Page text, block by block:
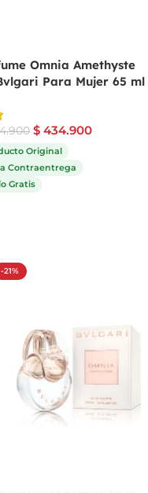
Omnia Amethyste
Para Mujer 65 ml
$ 434.900
Original
Contraentrega
Gratis
-21%